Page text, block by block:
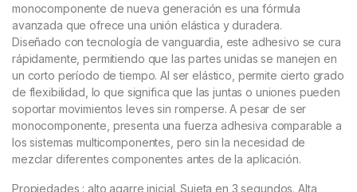
monocomponente de nueva generación es una fórmula
avanzada que ofrece una unión elástica y duradera.
Diseñado con tecnología de vanguardia, este adhesivo se cura
rápidamente, permitiendo que las partes unidas se manejen en
un corto período de tiempo. Al ser elástico, permite cierto grado
de flexibilidad, lo que significa que las juntas o uniones pueden
soportar movimientos leves sin romperse. A pesar de ser
monocomponente, presenta una fuerza adhesiva comparable a
los sistemas multicomponentes, pero sin la necesidad de
mezclar diferentes componentes antes de la aplicación.
Propiedades : alto agarre inicial. Sujeta en 3 segundos. Alta